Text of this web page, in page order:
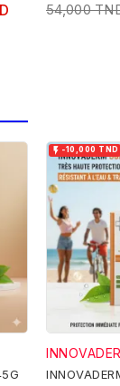
54,000
 -10,000 TND